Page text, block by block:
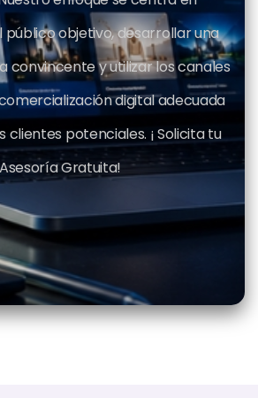
objetivo, desarrollar una
convincente y utilizar los canales
digital adecuada
clientes potenciales. ¡ Solicita tu
Asesoría Gratuita!